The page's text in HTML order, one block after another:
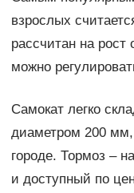
взрослых
рассчитан на
можно
Самокат легко
диаметром 200 мм,
городе. Тормоз –
и доступный по